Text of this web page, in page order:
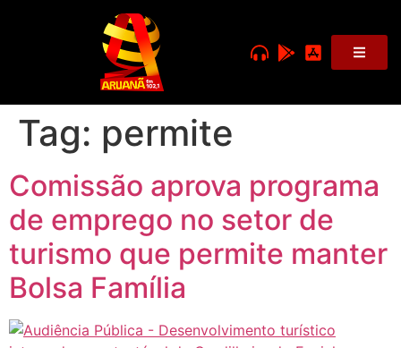
Tag: permite
Comissão aprova programa
de emprego no setor de
turismo que permite manter
Bolsa Família